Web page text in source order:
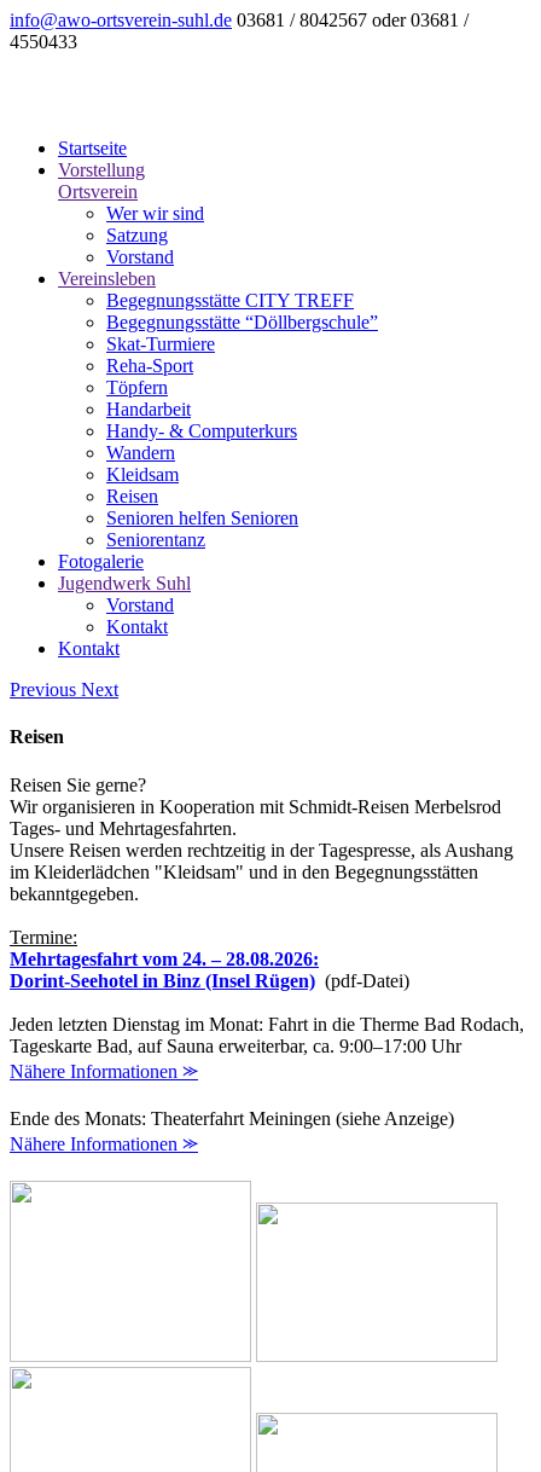
info@awo-ortsverein-suhl.de 03681 / 8042567 oder 03681 /
4550433
Startseite
Vorstellung
Ortsverein
Wer wir sind
Satzung
Vorstand
Vereinsleben
Begegnungsstätte CITY TREFF
Begegnungsstätte “Döllbergschule”
Skat-Turmiere
Reha-Sport
Töpfern
Handarbeit
Handy- & Computerkurs
Wandern
Kleidsam
Reisen
Senioren helfen Senioren
Seniorentanz
Fotogalerie
Jugendwerk Suhl
Vorstand
Kontakt
Kontakt
Previous Next
Reisen
Reisen Sie gerne?
Wir organisieren in Kooperation mit Schmidt-Reisen Merbelsrod
Tages- und Mehrtagesfahrten.
Unsere Reisen werden rechtzeitig in der Tagespresse, als Aushang
im Kleiderlädchen "Kleidsam" und in den Begegnungsstätten
bekanntgegeben.
Termine:
Mehrtagesfahrt vom 24. – 28.08.2026:
Dorint-Seehotel in Binz (Insel Rügen) (pdf-Datei)
Jeden letzten Dienstag im Monat: Fahrt in die Therme Bad Rodach,
Tageskarte Bad, auf Sauna erweiterbar, ca. 9:00–17:00 Uhr
Nähere Informationen ⪼
Ende des Monats: Theaterfahrt Meiningen (siehe Anzeige)
Nähere Informationen ⪼